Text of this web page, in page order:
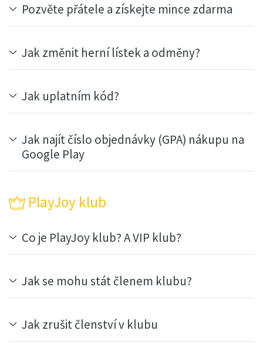
Pozvěte přátele a získejte mince zdarma
Jak změnit herní lístek a odměny?
Jak uplatním kód?
Jak najít číslo objednávky (GPA) nákupu na
Google Play
PlayJoy klub
Co je PlayJoy klub? A VIP klub?
Jak se mohu stát členem klubu?
Jak zrušit členství v klubu